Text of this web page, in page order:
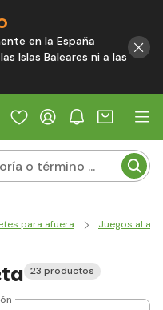
en la España
Islas Baleares ni a las
para afuera Juegos al
23 productos